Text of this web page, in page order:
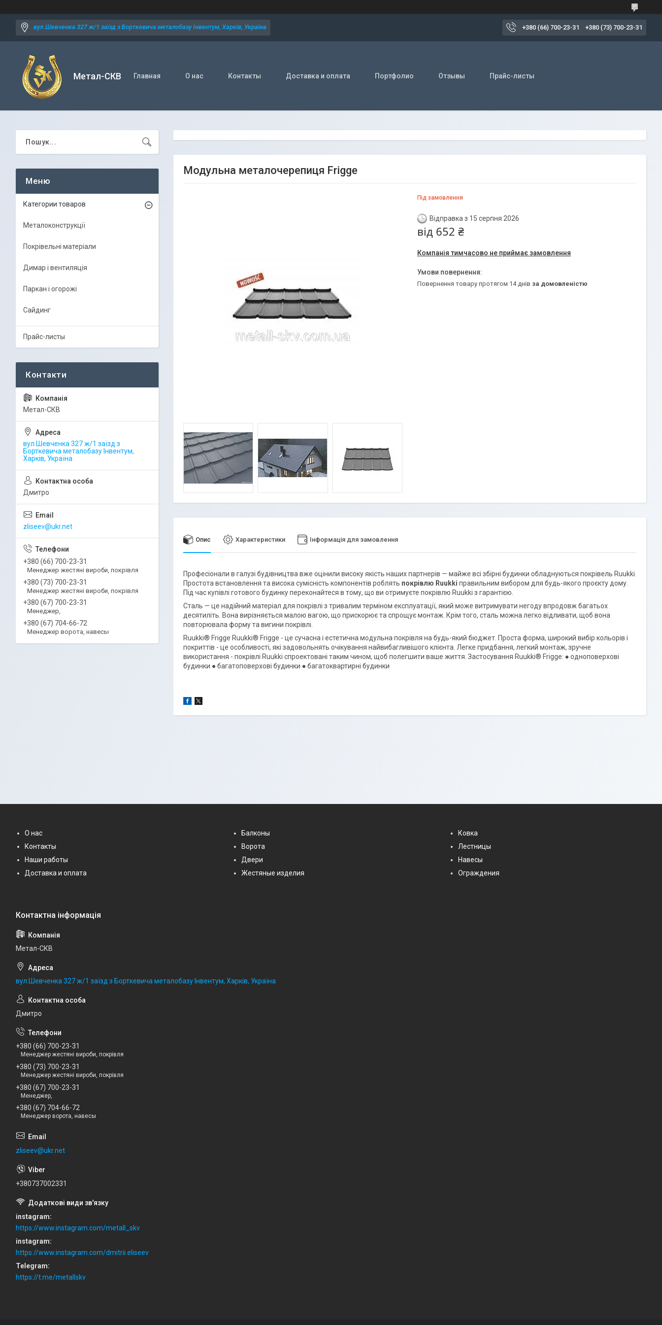
вул.Шевченка 327 ж/1 заїзд з Борткевича металобазу Інвентум, Харків, Україна +380 (66) 700-23-31 +380 (73) 700-23-31
Метал-СКВ Главная О нас Контакты Доставка и оплата Портфолио Отзывы Прайс-листы
Модульна металочерепиця Frigge
Під замовлення
Відправка з 15 серпня 2026
від 652 ₴
Компанія тимчасово не приймає замовлення
повернення товару протягом 14 днів за домовленістю
Опис Характеристики Інформація для замовлення
Професіонали в галузі будівництва вже оцінили високу якість наших партнерів — майже всі збірні будинки обладнуються покрівель Ruukki.
Простота встановлення та висока сумісність компонентів роблять покрівлю Ruukki правильним вибором для будь-якого проєкту дому.
Під час купівлі готового будинку переконайтеся в тому, що ви отримуєте покрівлю Ruukki з гарантією.
Сталь — це надійний матеріал для покрівлі з тривалим терміном експлуатації, який може витримувати негоду впродовж багатьох
десятиліть. Вона вирізняється малою вагою, що прискорює та спрощує монтаж. Крім того, сталь можна легко відливати, щоб вона
повторювала форму та вигини покрівлі.
Ruukki® Frigge Ruukki® Frigge - це сучасна і естетична модульна покрівля на будь-який бюджет. Проста форма, широкий вибір кольорів і
покриттів - це особливості, які задовольнять очікування найвибагливішого клієнта. Легке придбання, легкий монтаж, зручне
використання - покрівлі Ruukki спроектовані таким чином, щоб полегшити ваше життя. Застосування Ruukki® Frigge: ● одноповерхові
будинки ● багатоповерхові будинки ● багатоквартирні будинки
Категории товаров
Металоконструкції
Покрівельні матеріали
Димар і вентиляція
Паркан і огорожі
Сайдинг
Прайс-листы
Метал-СКВ
вул.Шевченка 327 ж/1 заїзд з
Борткевича металобазу Інвентум,
Харків, Україна
Дмитро
zliseev@ukr.net
+380 (66) 700-23-31
Менеджер жестяні вироби, покрівля
+380 (73) 700-23-31
Менеджер жестяні вироби, покрівля
+380 (67) 700-23-31
Менеджер,
+380 (67) 704-66-72
Менеджер ворота, навесы
О нас
Контакты
Наши работы
Доставка и оплата
Балконы
Ворота
Двери
Жестяные изделия
Ковка
Лестницы
Навесы
Ограждения
Метал-СКВ
вул.Шевченка 327 ж/1 заїзд з Борткевича металобазу Інвентум, Харків, Україна
Дмитро
+380 (66) 700-23-31
Менеджер жестяні вироби, покрівля
+380 (73) 700-23-31
Менеджер жестяні вироби, покрівля
+380 (67) 700-23-31
Менеджер,
+380 (67) 704-66-72
Менеджер ворота, навесы
zliseev@ukr.net
+380737002331
instagram
https://www.instagram.com/metall_skv
instagram
https://www.instagram.com/dmitrii.eliseev
Telegram
https://t.me/metallskv